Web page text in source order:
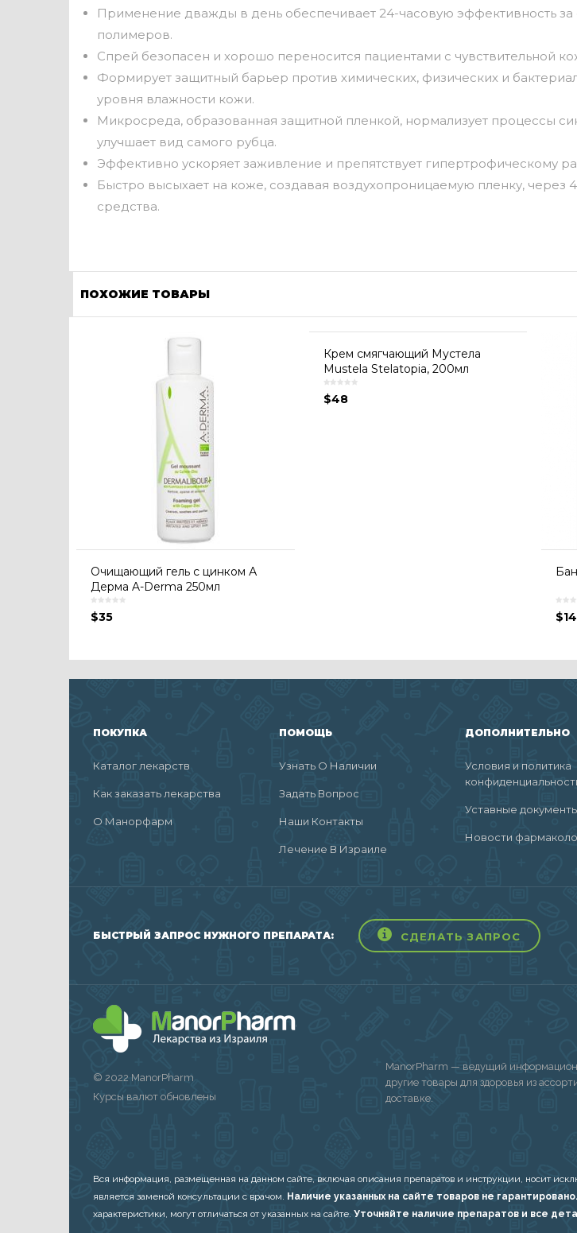
Применение дважды в день обеспечивает 24-часовую эффективность за
полимеров.
Спрей безопасен и хорошо переносится пациентами с чувствительной
Формирует защитный барьер против химических, физических и
уровня влажности кожи.
Микросреда, образованная защитной пленкой, нормализует процессы
улучшает вид самого рубца.
Эффективно ускоряет заживление и препятствует гипертрофическому
Быстро высыхает на коже, создавая воздухопроницаемую пленку,
средства.
ПОХОЖИЕ ТОВАРЫ
Очищающий гель с цинком А
Дерма A-Derma 250мл
$35
Крем смягчающий Мустела
Mustela Stelatopia, 200мл
$48
$
ПОКУПКА
Каталог лекарств
Как заказать лекарства
О Манорфарм
ПОМОЩЬ
Узнать О Наличии
Задать Вопрос
Наши Контакты
Лечение В Израиле
ДОПОЛНИТЕЛЬНО
Условия и политика
Уставные
Новости
БЫСТРЫЙ ЗАПРОС НУЖНОГО ПРЕПАРАТА: СДЕЛАТЬ ЗАПРОС
© 2022 ManorPharm
Курсы валют обновлены
ManorPharm — ведущий
другие товары для здоровья из
доставке.
Вся информация, размещенная на данном сайте, включая описания препаратов и инструкции, носит
является заменой консультации с врачом. Наличие указанных на сайте товаров не гарантировано.
характеристики, могут отличаться от указанных на сайте. Уточняйте наличие препаратов и все